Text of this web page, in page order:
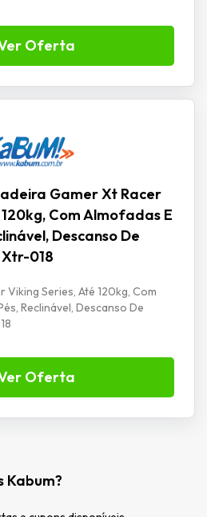
Oferta
Gamer Xt Racer
Com Almofadas E
Descanso De
018
Viking Series, Até 120kg, Com
Reclinável, Descanso De
Oferta
Kabum?